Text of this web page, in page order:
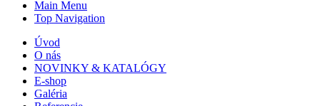
Main Menu
Top Navigation
Úvod
O nás
NOVINKY & KATALÓGY
E-shop
Galéria